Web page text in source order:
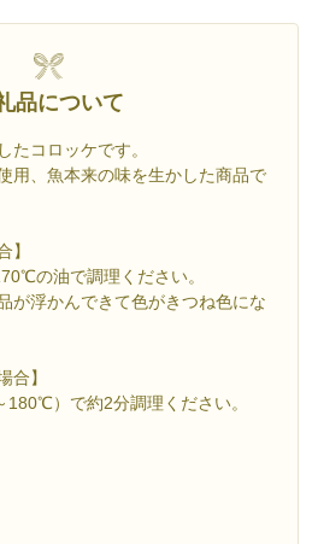
品について
たコロッケです。
用、魚本来の味を生かした商品で
合】
の油で調理ください。
が浮かんできて色がきつね色にな
合】
）で約2分調理ください。